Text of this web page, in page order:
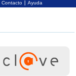
Contacto Ayuda